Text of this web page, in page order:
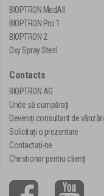
BIOPTRON MedAll
BIOPTRON Pro 1
BIOPTRON 2
Oxy Spray Steril
Contacts
BIOPTRON AG
Unde să cumpărați
Deveniți consultant de vânzări
Solicitați o prezentare
Contactați-ne
Chestionar pentru clienți